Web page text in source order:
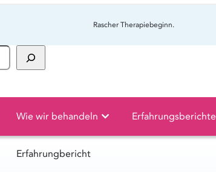
Rascher Therapiebeginn.
Wie wir behandeln Erfahrungsberichte
Erfahrungbericht